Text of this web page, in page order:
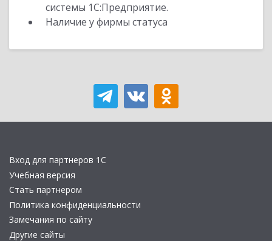
системы 1С:Предприятие.
Наличие у фирмы статуса
Вход для партнеров 1С
Учебная версия
Стать партнером
Политика конфиденциальности
Замечания по сайту
Другие сайты